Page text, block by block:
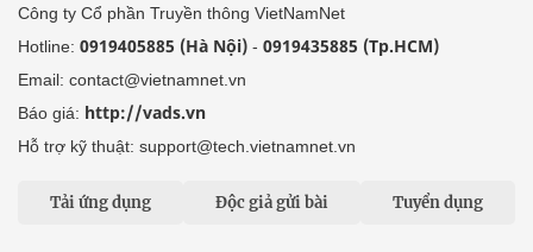
Công ty Cổ phần Truyền thông VietNamNet
Hotline: 0919405885 (Hà Nội) - 0919435885 (Tp.HCM)
Email: contact@vietnamnet.vn
Báo giá: http://vads.vn
Hỗ trợ kỹ thuật: support@tech.vietnamnet.vn
Tải ứng dụng Độc giả gửi bài Tuyển dụng